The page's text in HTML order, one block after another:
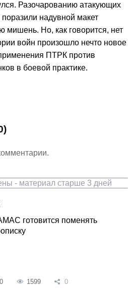
Разочарованию атакующих
надувной макет
мишень. Но, как говорится, нет
войн произошло нечто новое
ПТРК против
в боевой практике.
- материал старше 3 дней
готовится поменять
0 1599 0